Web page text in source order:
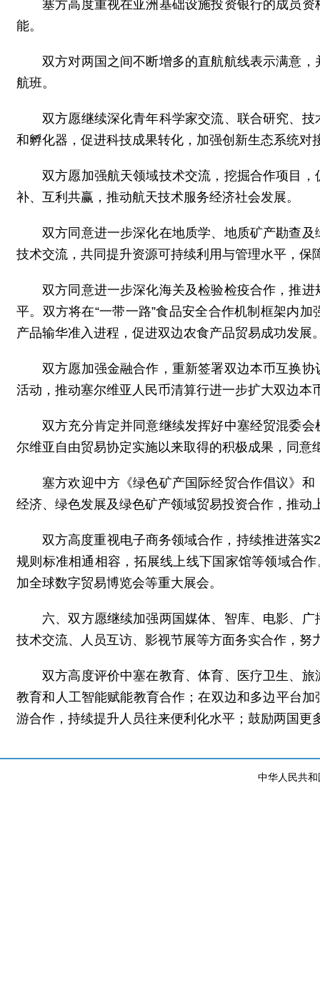
塞方高度重视在亚洲基础设施投资银行的成员
能。
双方对两国之间不断增多的直航航线表示满意
航班。
双方愿继续深化青年科学家交流、联合研究、
和孵化器，促进科技成果转化，加强创新生态系统对
双方愿加强航天领域技术交流，挖掘合作项目
补、互利共赢，推动航天技术服务经济社会发展。
双方同意进一步深化在地质学、地质矿产勘查
技术交流，共同提升资源可持续利用与管理水平，保
双方同意进一步深化海关及检验检疫合作，推
平。双方将在“一带一路”食品安全合作机制框架内
产品输华准入进程，促进双边农食产品贸易成功发
双方愿加强金融合作，重新签署双边本币互换
活动，推动塞尔维亚人民币清算行进一步扩大双边
双方充分肯定并同意继续发挥好中塞经贸混委
尔维亚自由贸易协定实施以来取得的积极成果，同意
塞方欢迎中方《绿色矿产国际经贸合作倡议》
经济、绿色发展及绿色矿产领域贸易投资合作，推动
双方高度重视电子商务领域合作，持续推进落
规则标准相通相容，拓展线上线下国家馆等领域合
加全球数字贸易博览会等重大展会。
六、双方愿继续加强两国媒体、智库、电影、
技术交流、人员互访、影视节展等方面务实合作，努
双方高度评价中塞在教育、体育、医疗卫生、
教育和人工智能赋能教育合作；在双边和多边平台
游合作，持续提升人员往来便利化水平；鼓励两国
中华人民共